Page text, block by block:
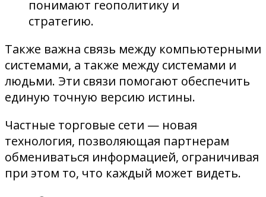
понимают геополитику и
стратегию.
Также важна связь между компьютерными
системами, а также между системами и
людьми. Эти связи помогают обеспечить
единую точную версию истины.
Частные торговые сети — новая
технология, позволяющая партнерам
обмениваться информацией, ограничивая
при этом то, что каждый может видеть.